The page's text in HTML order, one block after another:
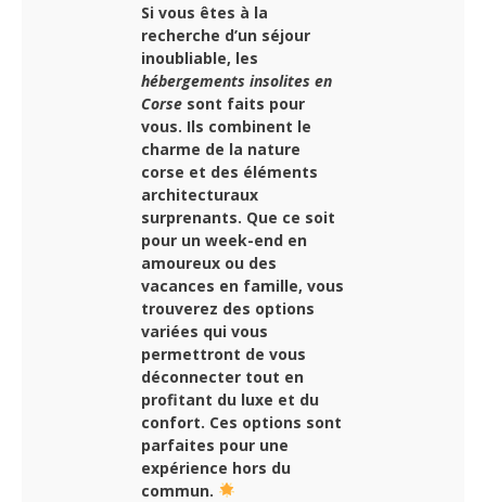
Si vous êtes à la
recherche d’un séjour
inoubliable, les
hébergements insolites en
Corse sont faits pour
vous. Ils combinent le
charme de la nature
corse et des éléments
architecturaux
surprenants. Que ce soit
pour un week-end en
amoureux ou des
vacances en famille, vous
trouverez des options
variées qui vous
permettront de vous
déconnecter tout en
profitant du luxe et du
confort. Ces options sont
parfaites pour une
expérience hors du
commun.